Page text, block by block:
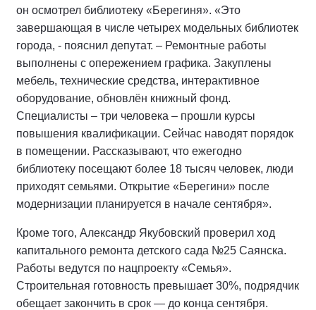
он осмотрел библиотеку «Берегиня». «Это
завершающая в числе четырех модельных библиотек
города, - пояснил депутат. – Ремонтные работы
выполнены с опережением графика. Закуплены
мебель, технические средства, интерактивное
оборудование, обновлён книжный фонд.
Специалисты – три человека – прошли курсы
повышения квалификации. Сейчас наводят порядок
в помещении. Рассказывают, что ежегодно
библиотеку посещают более 18 тысяч человек, люди
приходят семьями. Открытие «Берегини» после
модернизации планируется в начале сентября».
Кроме того, Александр Якубовский проверил ход
капитального ремонта детского сада №25 Саянска.
Работы ведутся по нацпроекту «Семья».
Строительная готовность превышает 30%, подрядчик
обещает закончить в срок — до конца сентября.